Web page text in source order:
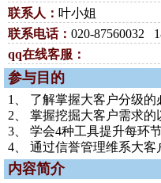
联系人： 叶小姐
联系电话： 020-87560032
qq在线客服：
参与目的
1、 了解掌握大客户分级的
2、 掌握挖掘大客户需求
3、 学会4种工具提升每环
4、 通过信誉管理维系大客
内容简介